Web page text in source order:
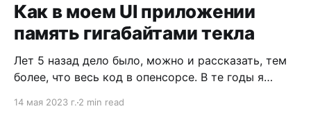
Как в моем UI приложении
память гигабайтами текла
Лет 5 назад дело было, можно и рассказать, тем
более, что весь код в опенсорсе. В те годы я
14 мая 2023 г. 2 min read